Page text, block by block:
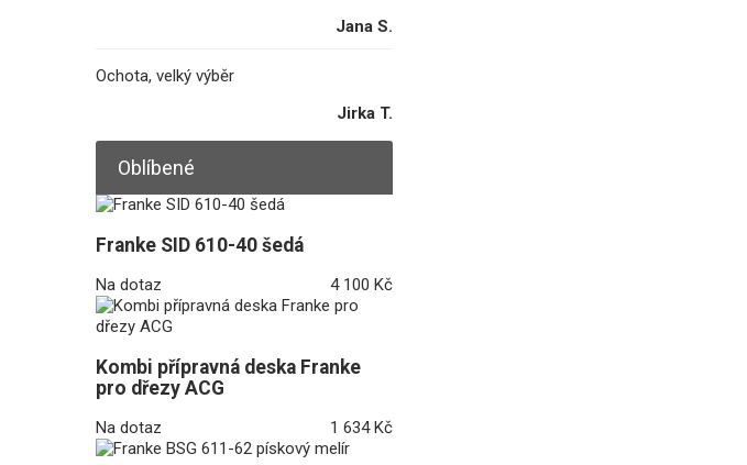
Jana S.
Ochota, velký výběr
Jirka T.
Oblíbené
Franke SID 610-40 šedá
Na dotaz 4 100 Kč
Kombi přípravná deska Franke
pro dřezy ACG
Na dotaz 1 634 Kč